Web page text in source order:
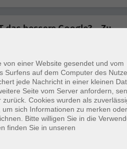
das bessere Google? – Zu
selber eigentlich KI?
nutzen: Künstliche Intelligenz
im Umgang
einer Website gesendet und vom
Surfens auf dem Computer des
jede Nachricht in einer kleinen
Seite vom Server anfordern,
Cookies wurden als
sich Informationen zu merken
Bitte willigen Sie in die
finden Sie in unseren